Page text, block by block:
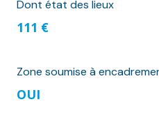
Dont état des lieux
111 €
Zone soumise à
OUI